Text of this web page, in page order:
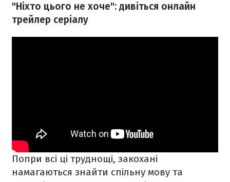
"Ніхто цього не хоче": дивіться онлайн
трейлер серіалу
Попри всі ці труднощі, закохані
намагаються знайти спільну мову та